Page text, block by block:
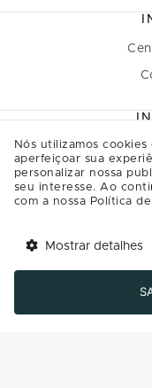
Nós utilizamos
aperfeiçoar sua
personalizar nossa
seu interesse. Ao
com a nossa Política
Mostrar detalhes
Baixe